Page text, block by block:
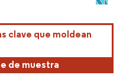
atribución según CC BY 4.0.
clave que moldean
de muestra